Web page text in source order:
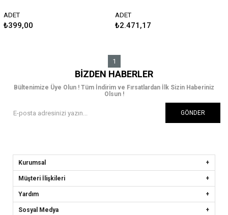
ADET
₺399,00
ADET
₺2.471,17
1
BIZDEN HABERLER
Bültenimize Üye Olun ! Tüm İndirim ve Fırsatlardan İlk Sizin Haberiniz
Olsun !
GÖNDER
Kurumsal
Müşteri İlişkileri
Yardım
Sosyal Medya